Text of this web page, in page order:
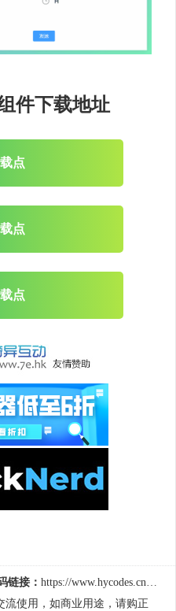
件下载地址
点
点
点
链接： https://www.hycodes.cn/kfxt/365.html
流使用，如商业用途，请购正